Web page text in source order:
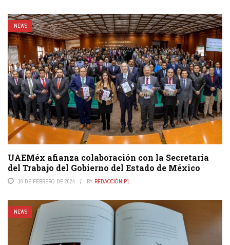
NEWS
UAEMéx afianza colaboración con la Secretaría
del Trabajo del Gobierno del Estado de México
16 DE FEBRERO DE 2024 BY REDACCIÓN P1
NEWS